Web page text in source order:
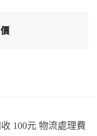
100元 物流處理費